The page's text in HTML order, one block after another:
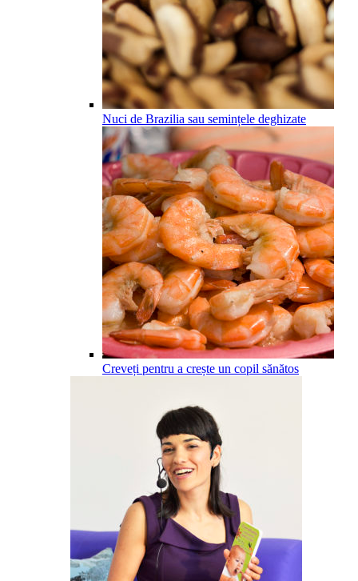
Nuci de Brazilia sau semințele deghizate
Creveți pentru a crește un copil sănătos